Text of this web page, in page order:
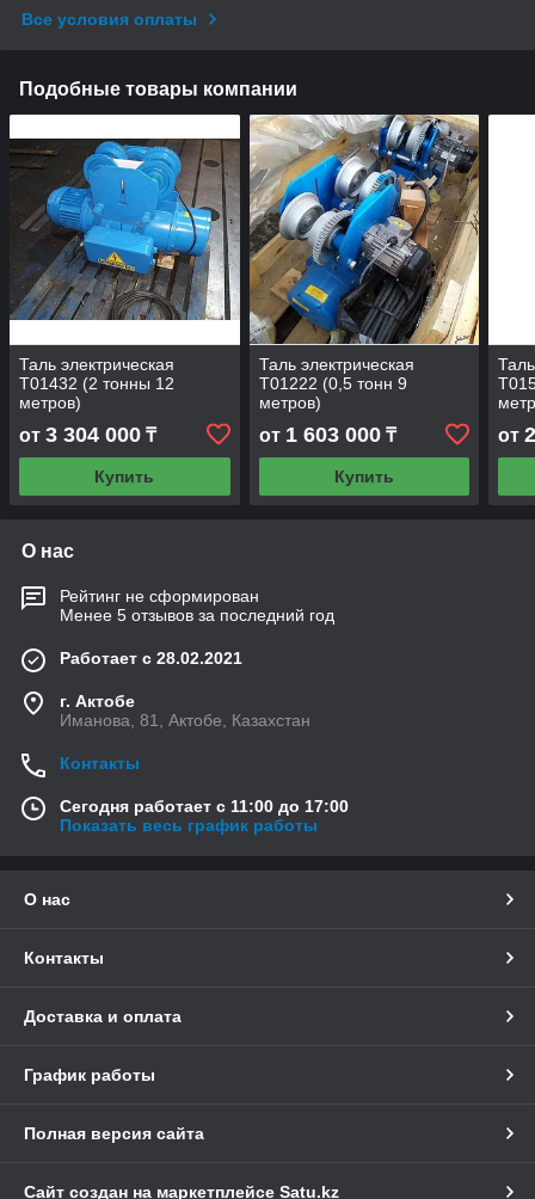
Все условия оплаты
Подобные товары компании
Таль электрическая
Т01432 (2 тонны 12
метров)
от 3 304 000 ₸
Купить
Таль электрическая
Т01222 (0,5 тонн 9
метров)
от 1 603 000₸
Купить
от
О нас
Рейтинг не сформирован
Менее 5 отзывов за последний год
Работает с 28.02.2021
г. Актобе
Иманова, 81, Актобе, Казахстан
Контакты
Сегодня работает с 11:00 до 17:00
Показать весь график работы
О нас
Контакты
Доставка и оплата
График работы
Полная версия сайта
Сайт создан на маркетплейсе Satu.kz